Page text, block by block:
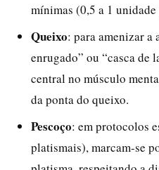
mínimas (0,5 a 1
Queixo: para amenizar a
enrugado” ou “casca de
central no músculo
da ponta do queixo.
Pescoço: em protocolos
platismais), marcam-se